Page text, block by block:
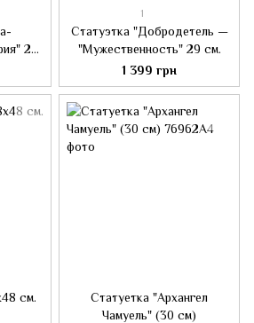
23
1
Статуэтка "Добродетель —
"Мужественность" 29 см.
1 399 грн
см.
Статуетка "Архангел
Чамуель" (30 см)